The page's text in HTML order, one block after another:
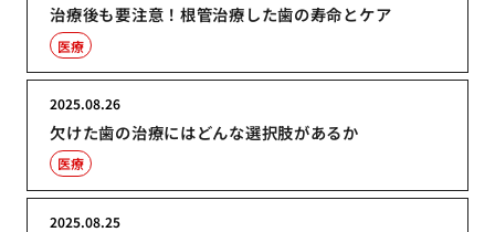
治療後も要注意！根管治療した歯の寿命とケア
医療
欠けた歯の治療にはどんな選択肢があるか
2025.08.26
医療
2025.08.25